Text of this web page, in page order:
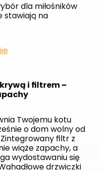
dla miłośników
stawiają na
i filtrem –
Twojemu kotu
o dom wolny od
filtr z
wiąże zapachy, a
wydostawaniu się
drzwiczki